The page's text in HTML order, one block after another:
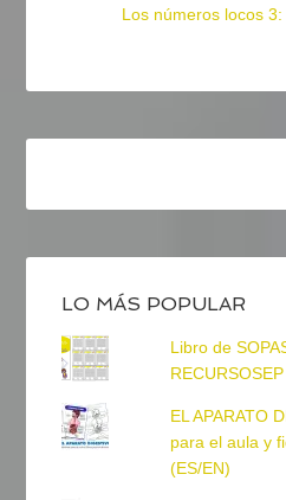
Los números locos
LO MÁS POPULAR
Libro de
RECURSOSEP
EL APARATO
para el aula y
(ES/EN)